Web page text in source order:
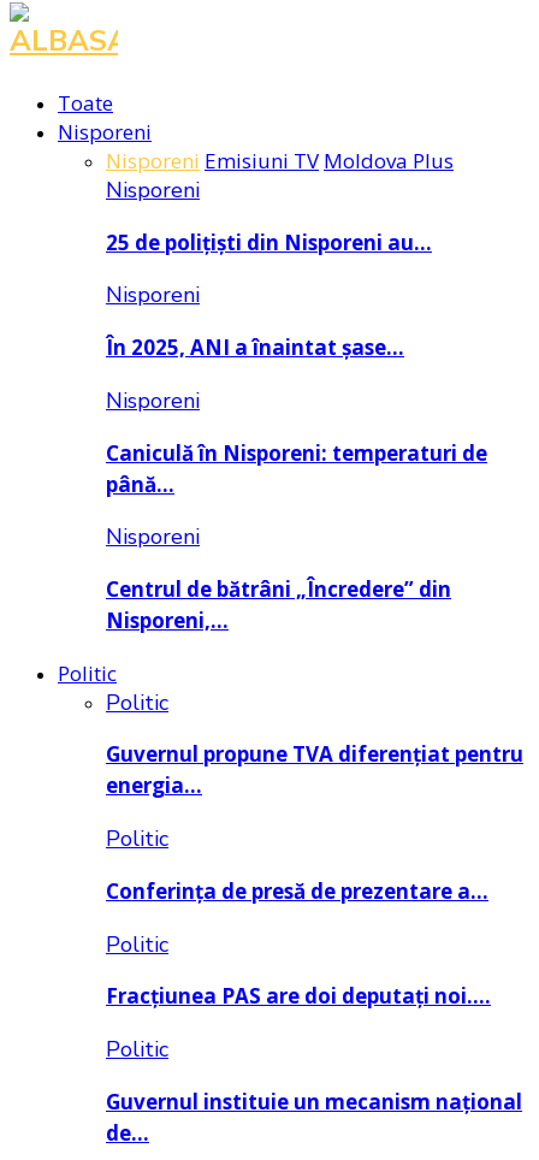
Facebook
Instagram
Youtube
Toate
Nisporeni
Nisporeni Emisiuni TV Moldova Plus
Nisporeni
25 de polițiști din Nisporeni au…
Nisporeni
În 2025, ANI a înaintat șase…
Nisporeni
Caniculă în Nisporeni: temperaturi de
până…
Nisporeni
Centrul de bătrâni „Încredere” din
Nisporeni,…
Politic
Politic
Guvernul propune TVA diferențiat pentru
energia…
Politic
Conferința de presă de prezentare a…
Politic
Fracțiunea PAS are doi deputați noi….
Politic
Guvernul instituie un mecanism național
de…